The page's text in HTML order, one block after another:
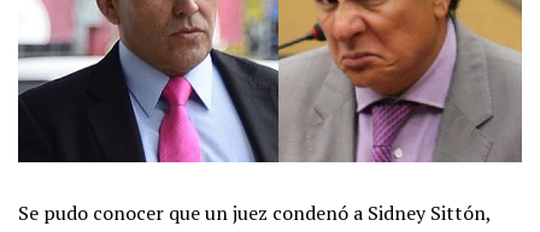
Se pudo conocer que un juez condenó a Sidney Sittón,